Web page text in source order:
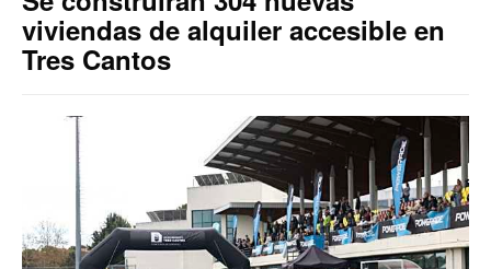
viviendas de alquiler accesible en
Tres Cantos